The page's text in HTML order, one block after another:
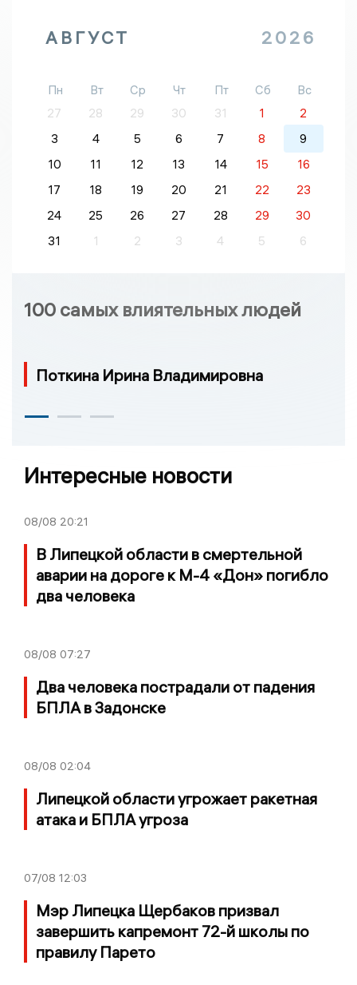
АВГУСТ 2026
Пн Вт Ср Чт Пт Сб
Вс
27
28 29 30 31 1
2
3
4 5 6 7 8
9
10
11 12 13 14 15
16
17
18 19 20 21 22
23
24
25 26 27 28 29
30
31
1 2 3 4 5 6
100 самых влиятельных людей
Поткина Ирина Владимировна
Интересные новости
08/08 20:21
В Липецкой области в смертельной
аварии на дороге к М-4 «Дон» погибло
два человека
08/08 07:27
Два человека пострадали от падения
БПЛА в Задонске
08/08 02:04
Липецкой области угрожает ракетная
атака и БПЛА угроза
07/08 12:03
Мэр Липецка Щербаков призвал
завершить капремонт 72-й школы по
правилу Парето